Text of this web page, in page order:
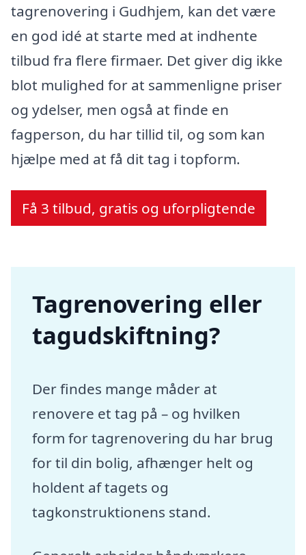
tagrenovering i Gudhjem, kan det være
en god idé at starte med at indhente
tilbud fra flere firmaer. Det giver dig ikke
blot mulighed for at sammenligne priser
og ydelser, men også at finde en
fagperson, du har tillid til, og som kan
hjælpe med at få dit tag i topform.
Få 3 tilbud, gratis og uforpligtende
Tagrenovering eller
tagudskiftning?
Der findes mange måder at
renovere et tag på – og hvilken
form for tagrenovering du har brug
for til din bolig, afhænger helt og
holdent af tagets og
tagkonstruktionens stand.